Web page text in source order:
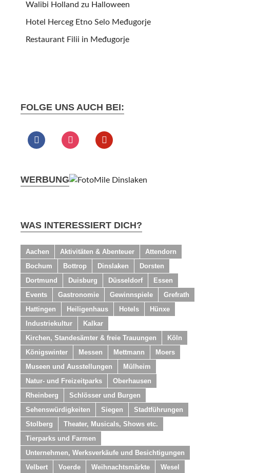
Walibi Holland zu Halloween
Hotel Herceg Etno Selo Međugorje
Restaurant Filii in Međugorje
FOLGE UNS AUCH BEI:
WERBUNG
WAS INTERESSIERT DICH?
Aachen Aktivitäten & Abenteuer
Attendorn
Bochum
Bottrop Dinslaken
Dorsten
Dortmund
Duisburg Düsseldorf
Essen
Events
Gastronomie Gewinnspiele
Grefrath
Hattingen
Heiligenhaus Hotels
Hünxe
Industriekultur
Kalkar
Kirchen, Standesämter & freie Trauungen
Köln
Königswinter
Messen Mettmann
Moers
Museen und Ausstellungen
Mülheim
Natur- und Freizeitparks
Oberhausen
Rheinberg
Schlösser und Burgen
Sehenswürdigkeiten
Siegen
Stadtführungen
Stolberg
Theater, Musicals, Shows etc.
Tierparks und Farmen
Unternehmen, Werksverkäufe und Besichtigungen
Velbert
Voerde Weihnachtsmärkte
Wesel